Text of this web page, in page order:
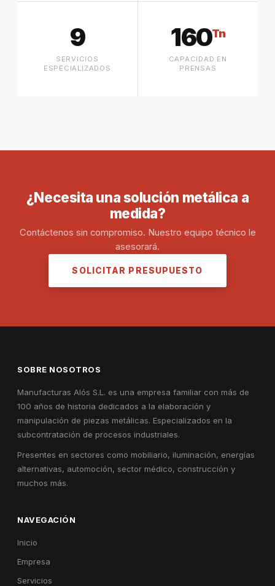
9
SERVICIOS
ESPECIALIZADOS
160Tn
CAPACIDAD EN
PRENSAS
¿Necesita una solución metálica a
medida?
Contáctenos sin compromiso. Nuestro equipo técnico le
asesorará.
SOLICITAR PRESUPUESTO
SOBRE NOSOTROS
Manufacturas Alós S.L. es una empresa familiar con más de
100 años de historia dedicados a la elaboración y
manipulación de piezas metálicas. Especializados en la
subcontratación de procesos industriales.
Presentes en sectores como mobiliario, iluminación, energías
alternativas, automoción, sector médico, construcción y
muchos más.
NAVEGACIÓN
Inicio
Empresa
Servicios